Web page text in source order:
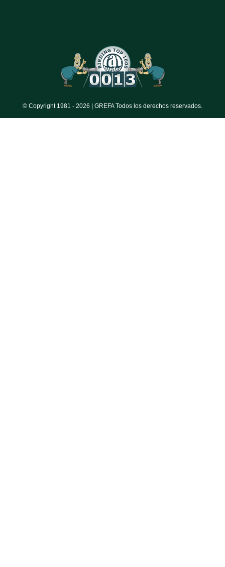
© Copyright 1981 - 2026 | GREFA Todos los derechos reservados.